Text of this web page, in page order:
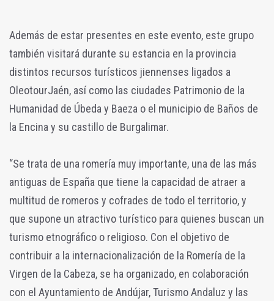
Además de estar presentes en este evento, este grupo
también visitará durante su estancia en la provincia
distintos recursos turísticos jiennenses ligados a
OleotourJaén, así como las ciudades Patrimonio de la
Humanidad de Úbeda y Baeza o el municipio de Baños de
la Encina y su castillo de Burgalimar.
“Se trata de una romería muy importante, una de las más
antiguas de España que tiene la capacidad de atraer a
multitud de romeros y cofrades de todo el territorio, y
que supone un atractivo turístico para quienes buscan un
turismo etnográfico o religioso. Con el objetivo de
contribuir a la internacionalización de la Romería de la
Virgen de la Cabeza, se ha organizado, en colaboración
con el Ayuntamiento de Andújar, Turismo Andaluz y las